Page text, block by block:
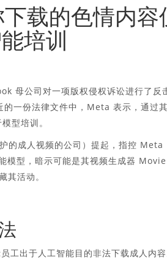
载的色情内容
培训
母公司对一项版权侵权诉讼进行了反
一份法律文件中，Meta 表示，通过
型培训。
成人视频的公司）提起，指控 Meta
模型，暗示可能是其视频生成器
其活动。
工出于人工智能目的非法下载成人内